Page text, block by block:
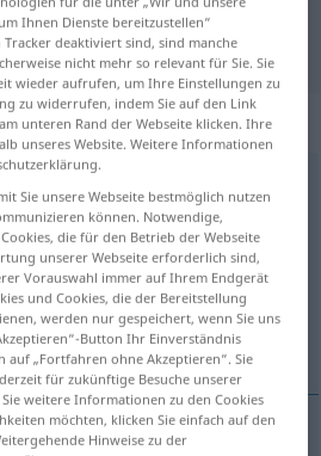
Übersetzung
: verbo transitivo
v/t
anklicken/antippen)
verkünden,
Ihnen Dienste bereitzustellen“
deaktiviert sind, sind manche
nicht mehr so relevant für Sie. Sie
wieder aufrufen, um Ihre Einstellungen zu
zu widerrufen, indem Sie auf den Link
unteren Rand der Webseite klicken. Ihre
unseres Website. Weitere Informationen
Sie unsere Webseite bestmöglich nutzen
können. Notwendige,
die für den Betrieb der Webseite
unserer Webseite erforderlich sind,
Vorauswahl immer auf Ihrem Endgerät
und Cookies, die der Bereitstellung
werden nur gespeichert, wenn Sie uns
Button Ihr Einverständnis
auf „Fortfahren ohne Akzeptieren“. Sie
für zukünftige Besuche unserer
weitere Informationen zu den Cookies
möchten, klicken Sie einfach auf den
Hinweise zu der